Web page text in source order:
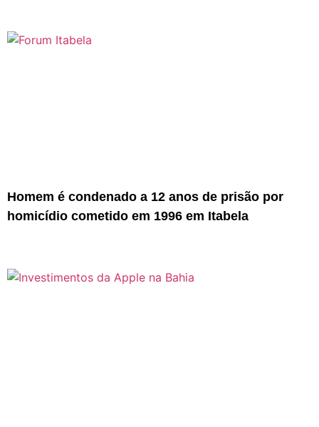
Homem é condenado a 12 anos de prisão por
homicídio cometido em 1996 em Itabela